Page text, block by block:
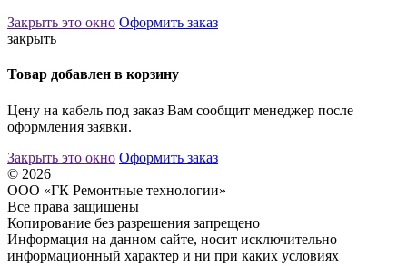
Закрыть это окно Оформить заказ
закрыть
Товар добавлен в корзину
Цену на кабель под заказ Вам сообщит менеджер после
оформления заявки.
Закрыть это окно Оформить заказ
© 2026
ООО «ГК Ремонтные технологии»
Все права защищены
Копирование без разрешения запрещено
Информация на данном сайте, носит исключительно
информационный характер и ни при каких условиях